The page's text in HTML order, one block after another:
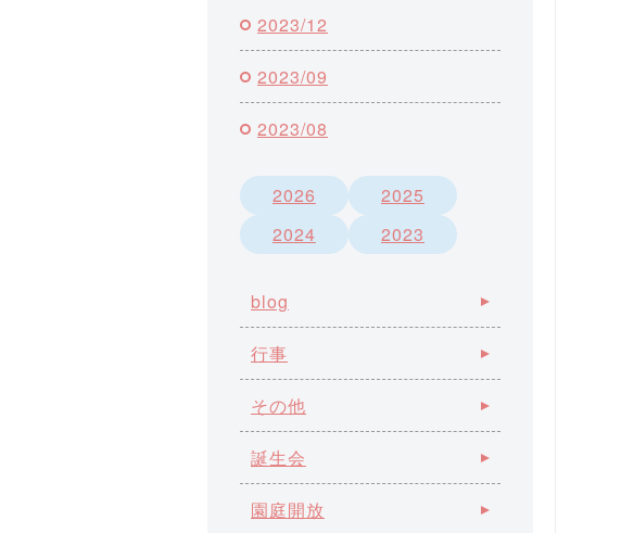
2023/12
2023/09
2023/08
2026
2025
2024
2023
blog
行事
その他
誕生会
園庭開放